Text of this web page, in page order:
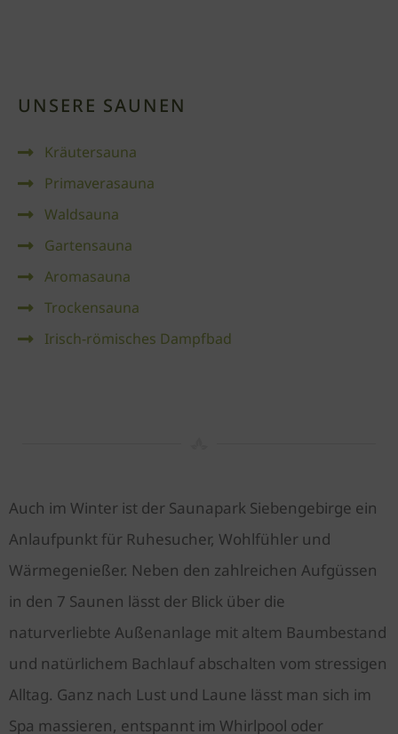
UNSERE SAUNEN
Kräutersauna
Primaverasauna
Waldsauna
Gartensauna
Aromasauna
Trockensauna
Irisch-römisches Dampfbad
Auch im Winter ist der Saunapark Siebengebirge ein
Anlaufpunkt für Ruhesucher, Wohlfühler und
Wärmegenießer. Neben den zahlreichen Aufgüssen
in den 7 Saunen lässt der Blick über die
naturverliebte Außenanlage mit altem Baumbestand
und natürlichem Bachlauf abschalten vom stressigen
Alltag. Ganz nach Lust und Laune lässt man sich im
Spa massieren, entspannt im Whirlpool oder